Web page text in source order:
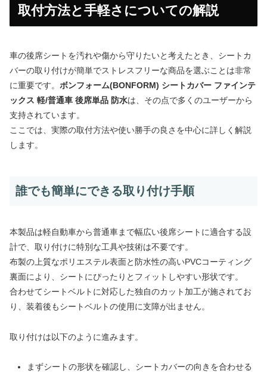
取付方法と手軽さについての解説
車の後席シートを汚れや傷から守りたいと考えたとき、シートカ
バーの取り付けが簡単でストレスフリーな商品を選ぶことは非常
に重要です。 ボンフォーム(BONFORM) シートカバー ファインテ
ックス 軽/普通車 後席単品 防水は、その点で多くのユーザーから
支持されています。
ここでは、実際の取付方法や使い勝手の良さを中心に詳しく解説
します。
誰でも簡単にできる取り付け手順
本製品は軽自動車から普通車まで幅広い後席シートに適合する設
計で、取り付けに特別な工具や技術は不要です。
布製の上質なポリエステル表面と防水性の高いPVCコーティング
裏面により、シートにぴったりとフィットしやすい形状です。
合わせてシートベルトに対応した独自のカット加工が施されてお
り、装着後もシートベルトの使用に支障が出ません。
取り付けは以下のように進みます。
まずシートの形状を確認し、シートカバーの向きを合わせる